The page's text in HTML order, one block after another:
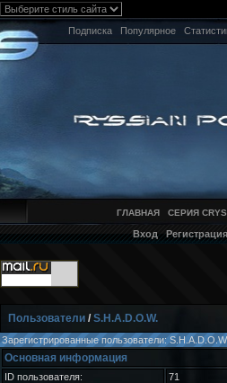
Подписка Популярное
ГЛАВНАЯ СЕРИЯ
Вход Регистрация
Пользователи /S.H.A.D.O.W.
Зарегистрированные пользователи:
Основная информация
ID пользователя:
71